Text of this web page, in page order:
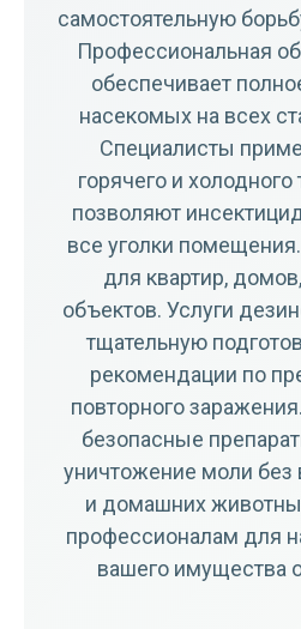
самостоятельную
Профессиональная
обеспечивает
насекомых на всех
Специалисты
горячего и
позволяют
все уголки
для квартир,
объектов. Услуги
тщательную
рекомендации по
повторного
безопасные
уничтожение моли
и домашних
профессионалам для
вашего имущества